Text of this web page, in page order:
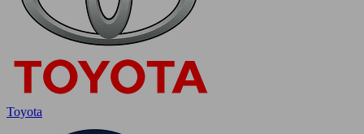
Toyota